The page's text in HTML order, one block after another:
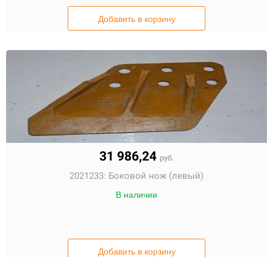
Добавить в корзину
31 986,24 руб.
2021233: Боковой нож (левый)
В наличии
Добавить в корзину